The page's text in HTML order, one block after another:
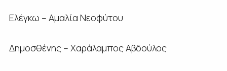
Ελέγκω – Αμαλία Νεοφύτου
Δημοσθένης – Χαράλαμπος Αβδούλος